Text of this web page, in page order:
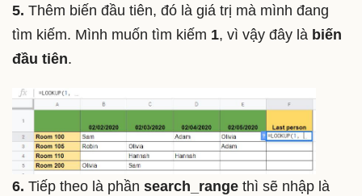
5. Thêm biến đầu tiên, đó là giá trị mà mình đang
tìm kiếm. Mình muốn tìm kiếm 1, vì vậy đây là biến
đầu tiên.
6. Tiếp theo là phần search_range thì sẽ nhập là